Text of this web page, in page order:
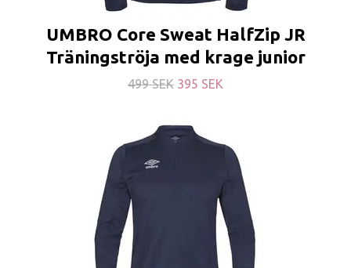
UMBRO Core Sweat HalfZip JR
Träningströja med krage junior
499 SEK 395 SEK